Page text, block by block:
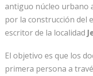
antiguo núcleo urbano
por la construcción del
escritor de la localidad
El objetivo es que los
primera persona a